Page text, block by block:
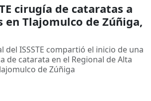
cirugía de cataratas a
en Tlajomulco de Zúñiga,
del ISSSTE compartió el inicio de una
de catarata en el Regional de Alta
de Zúñiga